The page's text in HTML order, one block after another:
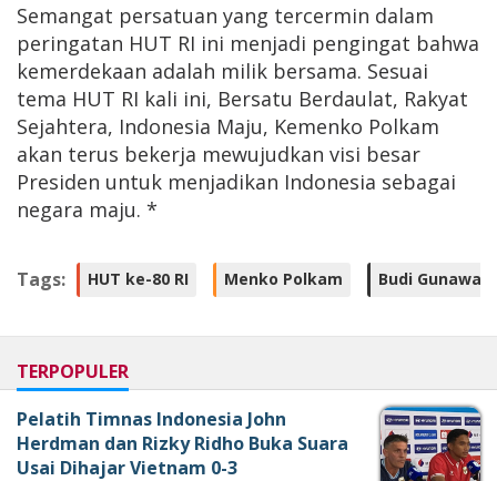
Semangat persatuan yang tercermin dalam
peringatan HUT RI ini menjadi pengingat bahwa
kemerdekaan adalah milik bersama. Sesuai
tema HUT RI kali ini, Bersatu Berdaulat, Rakyat
Sejahtera, Indonesia Maju, Kemenko Polkam
akan terus bekerja mewujudkan visi besar
Presiden untuk menjadikan Indonesia sebagai
negara maju. *
Tags: HUT ke-80 RI Menko Polkam Budi Gunawan
TERPOPULER
Pelatih Timnas Indonesia John
Herdman dan Rizky Ridho Buka Suara
Usai Dihajar Vietnam 0-3